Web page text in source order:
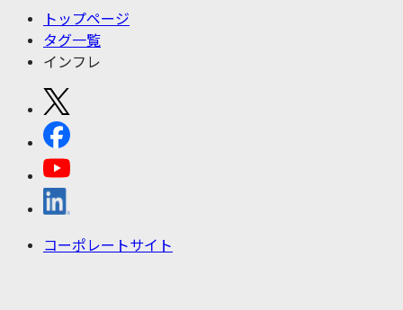
トップページ
タグ一覧
インフレ
コーポレートサイト